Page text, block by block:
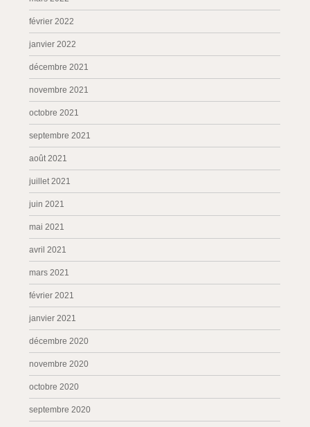
février 2022
janvier 2022
décembre 2021
novembre 2021
octobre 2021
septembre 2021
août 2021
juillet 2021
juin 2021
mai 2021
avril 2021
mars 2021
février 2021
janvier 2021
décembre 2020
novembre 2020
octobre 2020
septembre 2020